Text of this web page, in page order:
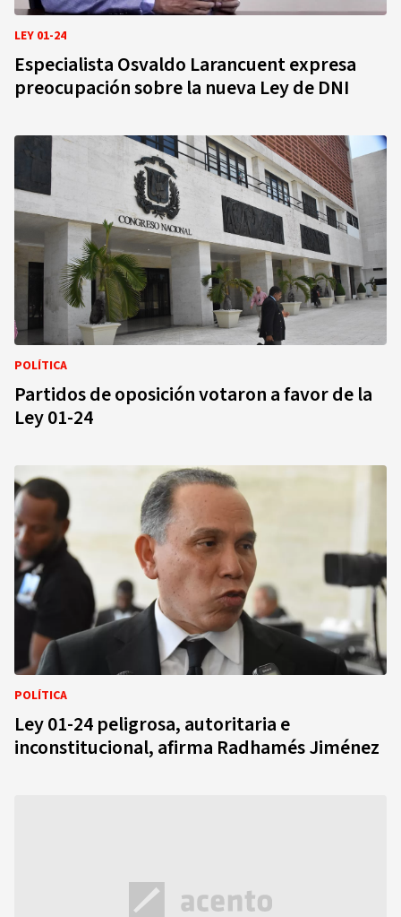
LEY 01-24
Especialista Osvaldo Larancuent expresa
preocupación sobre la nueva Ley de DNI
POLÍTICA
Partidos de oposición votaron a favor de la
Ley 01-24
POLÍTICA
Ley 01-24 peligrosa, autoritaria e
inconstitucional, afirma Radhamés Jiménez